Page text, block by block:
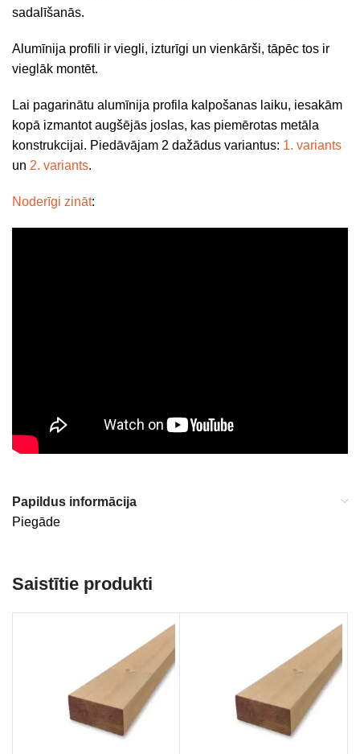
sadalīšanās.
Alumīnija profili ir viegli, izturīgi un vienkārši, tāpēc tos ir
vieglāk montēt.
Lai pagarinātu alumīnija profila kalpošanas laiku, iesakām
kopā izmantot augšējās joslas, kas piemērotas metāla
konstrukcijai. Piedāvājam 2 dažādus variantus: 1. variants
un 2. variants.
Noderīgi zināt:
Papildus informācija
Piegāde
Saistītie produkti